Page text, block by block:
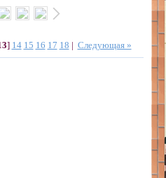
] 14 15 16 17 18 | Следующая »